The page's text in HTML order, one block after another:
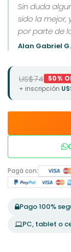
Sin duda
sido la mejor,
por parte de
excelente.
Alan Gabriel G.
US$74 50%
+ inscripción
Pagá con:
Pago 100%
PC, tablet o